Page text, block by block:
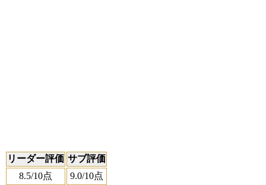
リーダー評価 サブ評価
8.5/10点 9.0/10点